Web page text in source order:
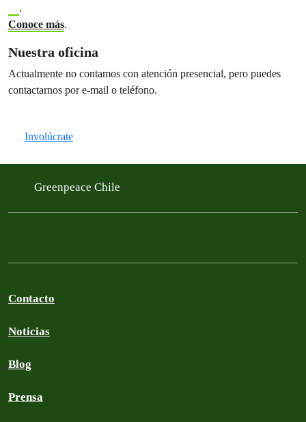
.
Conoce más.
Nuestra oficina
Actualmente no contamos con atención presencial, pero puedes
contactarnos por e-mail o teléfono.
Involúcrate
Greenpeace Chile
Contacto
Noticias
Blog
Prensa